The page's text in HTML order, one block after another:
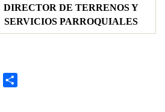
DIRECTOR DE TERRENOS Y
SERVICIOS PARROQUIALES